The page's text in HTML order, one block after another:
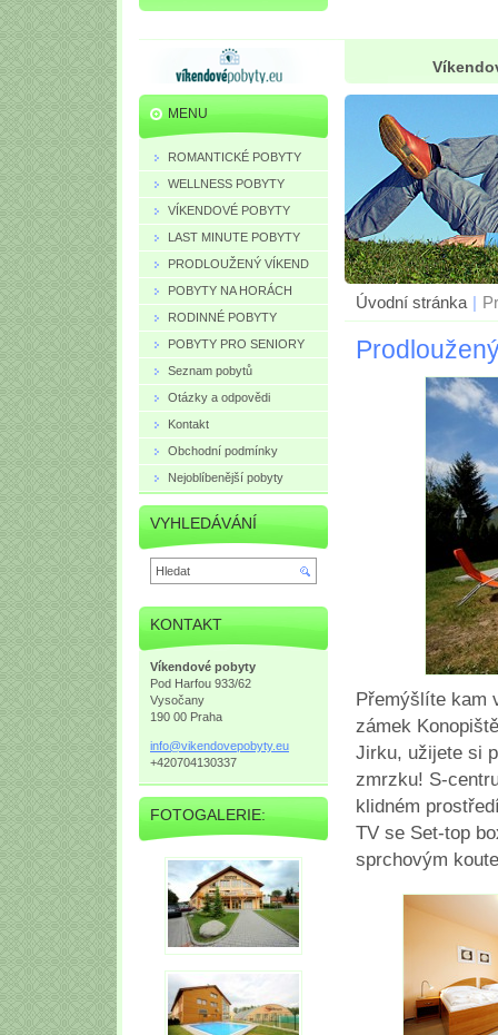
Úvodní stránka
Přemýšlíte kam
zámek
Jirku, užijete si
zmrzku! S-
klidném
TV se Set-top
sprchovým
MENU
ROMANTICKÉ POBYTY
WELLNESS POBYTY
VÍKENDOVÉ POBYTY
LAST MINUTE POBYTY
PRODLOUŽENÝ VÍKEND
POBYTY NA HORÁCH
RODINNÉ POBYTY
POBYTY PRO SENIORY
Seznam pobytů
Otázky a odpovědi
Kontakt
Obchodní podmínky
Nejoblíbenější pobyty
VYHLEDÁVÁNÍ
KONTAKT
Víkendové pobyty
Pod Harfou 933/62
Vysočany
190 00 Praha
info@vikendovepobyty.eu
+420704130337
FOTOGALERIE: